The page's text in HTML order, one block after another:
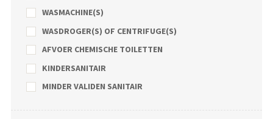
WASMACHINE(S)
WASDROGER(S) OF CENTRIFUGE(S)
AFVOER CHEMISCHE TOILETTEN
KINDERSANITAIR
MINDER VALIDEN SANITAIR